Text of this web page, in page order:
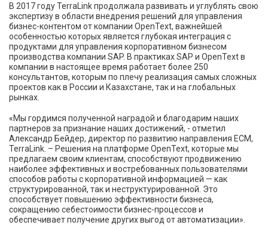
В 2017 году TerraLink продолжала развивать и углублять свою
экспертизу в области внедрения решений для управления
бизнес-контентом от компании OpenText, важнейшей
особенностью которых является глубокая интеграция с
продуктами для управления корпоративном бизнесом
производства компании SAP. В практиках SAP и OpenText в
компании в настоящее время работает более 250
консультантов, которым по плечу реализация самых сложных
проектов как в России и Казахстане, так и на глобальных
рынках.
«Мы гордимся полученной наградой и благодарим наших
партнеров за признание наших достижений, - отметил
Александр Бейдер, директор по развитию направления ECM,
TerraLink. – Решения на платформе OpenText, которые мы
предлагаем своим клиентам, способствуют продвижению
наиболее эффективных и востребованных пользователями
способов работы с корпоративной информацией — как
структурированной, так и неструктурированной. Это
способствует повышению эффективности бизнеса,
сокращению себестоимости бизнес-процессов и
обеспечивает получение других выгод от автоматизации».